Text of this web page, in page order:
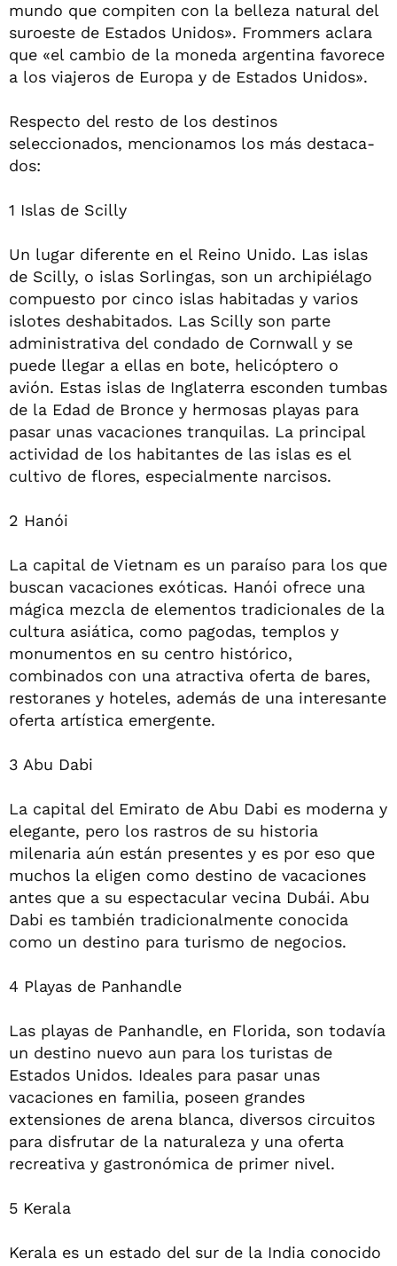
mundo que compiten con la belleza natural del
suroeste de Estados Unidos». Frommers aclara
que «el cambio de la moneda argentina favorece
a los viajeros de Europa y de Estados Unidos».
Respecto del resto de los destinos
seleccionados, mencionamos los más destaca-
dos:
1 Islas de Scilly
Un lugar diferente en el Reino Unido. Las islas
de Scilly, o islas Sorlingas, son un archipiélago
compuesto por cinco islas habitadas y varios
islotes deshabitados. Las Scilly son parte
administrativa del condado de Cornwall y se
puede llegar a ellas en bote, helicóptero o
avión. Estas islas de Inglaterra esconden tumbas
de la Edad de Bronce y hermosas playas para
pasar unas vacaciones tranquilas. La principal
actividad de los habitantes de las islas es el
cultivo de flores, especialmente narcisos.
2 Hanói
La capital de Vietnam es un paraíso para los que
buscan vacaciones exóticas. Hanói ofrece una
mágica mezcla de elementos tradicionales de la
cultura asiática, como pagodas, templos y
monumentos en su centro histórico,
combinados con una atractiva oferta de bares,
restoranes y hoteles, además de una interesante
oferta artística emergente.
3 Abu Dabi
La capital del Emirato de Abu Dabi es moderna y
elegante, pero los rastros de su historia
milenaria aún están presentes y es por eso que
muchos la eligen como destino de vacaciones
antes que a su espectacular vecina Dubái. Abu
Dabi es también tradicionalmente conocida
como un destino para turismo de negocios.
4 Playas de Panhandle
Las playas de Panhandle, en Florida, son todavía
un destino nuevo aun para los turistas de
Estados Unidos. Ideales para pasar unas
vacaciones en familia, poseen grandes
extensiones de arena blanca, diversos circuitos
para disfrutar de la naturaleza y una oferta
recreativa y gastronómica de primer nivel.
5 Kerala
Kerala es un estado del sur de la India conocido